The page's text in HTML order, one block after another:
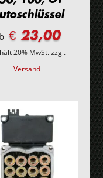
€ 23,00
20% MwSt.zzgl.
Versand